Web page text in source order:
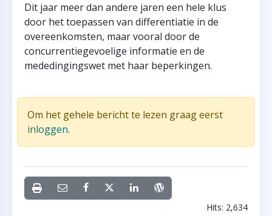
Dit jaar meer dan andere jaren een hele klus
door het toepassen van differentiatie in de
overeenkomsten, maar vooral door de
concurrentiegevoelige informatie en de
mededingingswet met haar beperkingen.
Om het gehele bericht te lezen graag eerst
inloggen.
Hits: 2,634